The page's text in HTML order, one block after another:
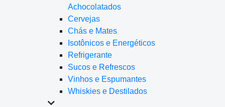
Achocolatados
Cervejas
Chás e Mates
Isotônicos e Energéticos
Refrigerante
Sucos e Refrescos
Vinhos e Espumantes
Whiskies e Destilados